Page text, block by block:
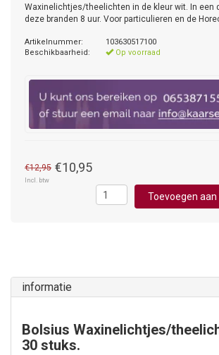
Waxinelichtjes/theelichten in de kleur wit. In een
deze branden 8 uur. Voor particulieren en de
Artikelnummer:
103630517100
Beschikbaarheid:
Op voorraad
€12,95 €10,95
Incl. btw
Toevoegen
informatie
Bolsius Waxinelichtjes/
30 stuks.